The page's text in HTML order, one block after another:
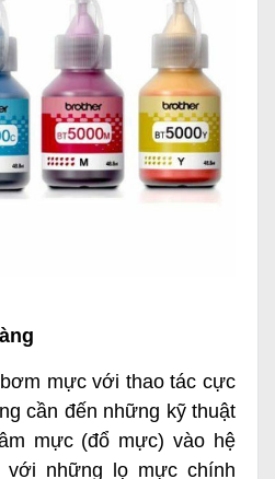
mực với thao tác cực
cần đến những kỹ thuật
mực (đổ mực) vào hệ
với những lọ mực chính